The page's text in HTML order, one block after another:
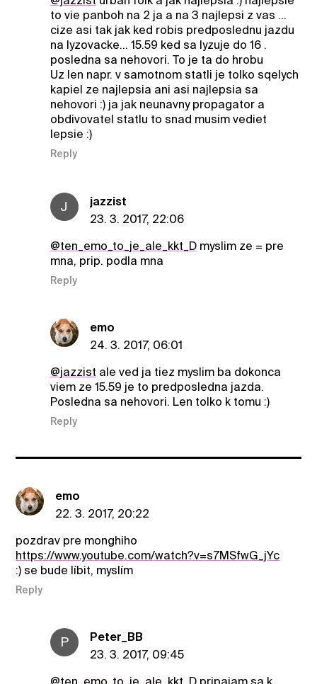
to vie panboh na 2 ja a na 3 najlepsi z vas ...
cize asi tak jak ked robis predposlednu jazdu
na lyzovacke... 15.59 ked sa lyzuje do 16 .
posledna sa nehovori. To je ta do hrobu
Uz len napr. v samotnom statli je tolko sqelych
kapiel ze najlepsia ani asi najlepsia sa
nehovori :) ja jak neunavny propagator a
obdivovatel statlu to snad musim vediet
lepsie :)
Reply
J
jazzist
23. 3. 2017, 22:06
@ten_emo_to_je_ale_kkt_Dmyslim ze = pre
mna, prip. podla mna
Reply
emo
24. 3. 2017, 06:01
@jazzist ale ved ja tiez myslim ba dokonca
viem ze 15.59 je to predposledna jazda.
Posledna sa nehovori. Len tolko k tomu :)
Reply
emo
22. 3. 2017, 20:22
pozdrav pre monghiho
https://www.youtube.com/watch?v=s7MSfwG_jYc
:) se bude líbit, myslím
Reply
P
Peter_BB
23. 3. 2017, 09:45